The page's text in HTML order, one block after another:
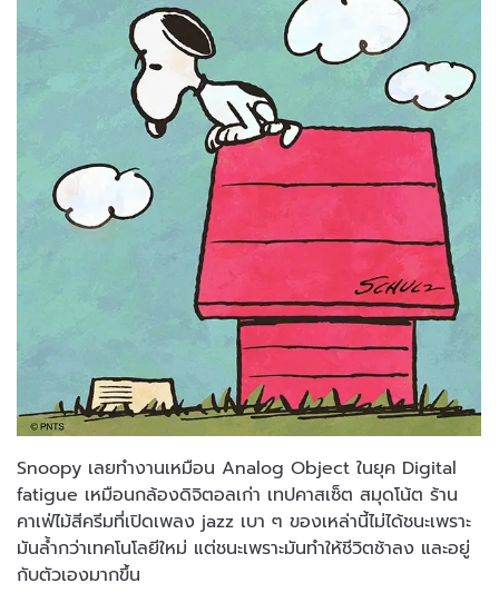
Snoopy เลยทำงานเหมือน Analog Object ในยุค Digital
fatigue เหมือนกล้องดิจิตอลเก่า เทปคาสเซ็ต สมุดโน้ต ร้าน
คาเฟ่ไม้สีครีมที่เปิดเพลง jazz เบา ๆ ของเหล่านี้ไม่ได้ชนะเพราะ
มันล้ำกว่าเทคโนโลยีใหม่ แต่ชนะเพราะมันทำให้ชีวิตช้าลง และอยู่
กับตัวเองมากขึ้น